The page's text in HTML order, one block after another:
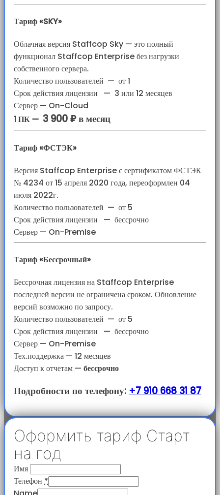
Тариф «SKY»
Облачная версия Staffcop Sky — это полный
функционал Staffcop Enterprise без нагрузки
собственного сервера.
Количество пользователей — от 1
Срок действия лицензии
— 3 или 12 месяцев
Сервер — On-Cloud
1 ПК — 3 900 ₽ в месяц
Тариф «ФСТЭК»
Версия Staffcop Enterprise с сертификатом ФСТЭК
№ 4234 от 15 апреля 2020 года, переоформлен 04
июля 2022г.
Количество пользователей — от 5
Срок действия лицензии
— бессрочно
Сервер — On-Premise
Тариф «Бессрочный»
Бессрочная лицензия на Staffcop Enterprise
последней версии не ограничена сроком. Обновление
версий возможно по запросу.
Количество пользователей — от 5
Срок действия лицензии
— бессрочно
Сервер — On-Premise
Тех.поддержка — 12 месяцев
Доступ к отчетам — бессрочно
Подробности по телефону: +7 910 668 31 87
Оформить тариф Старт
на год
Имя
Телефон *